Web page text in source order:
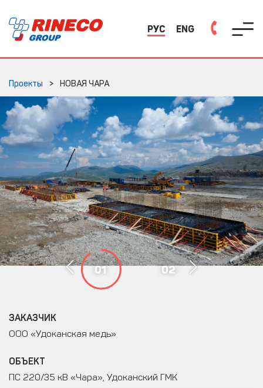
РУС ENG
Проекты НОВАЯ ЧАРА
ЗАКАЗЧИК
ООО «Удоканская медь»
ОБЪЕКТ
ПС 220/35 кВ «Чара», Удоканский ГМК
01 02